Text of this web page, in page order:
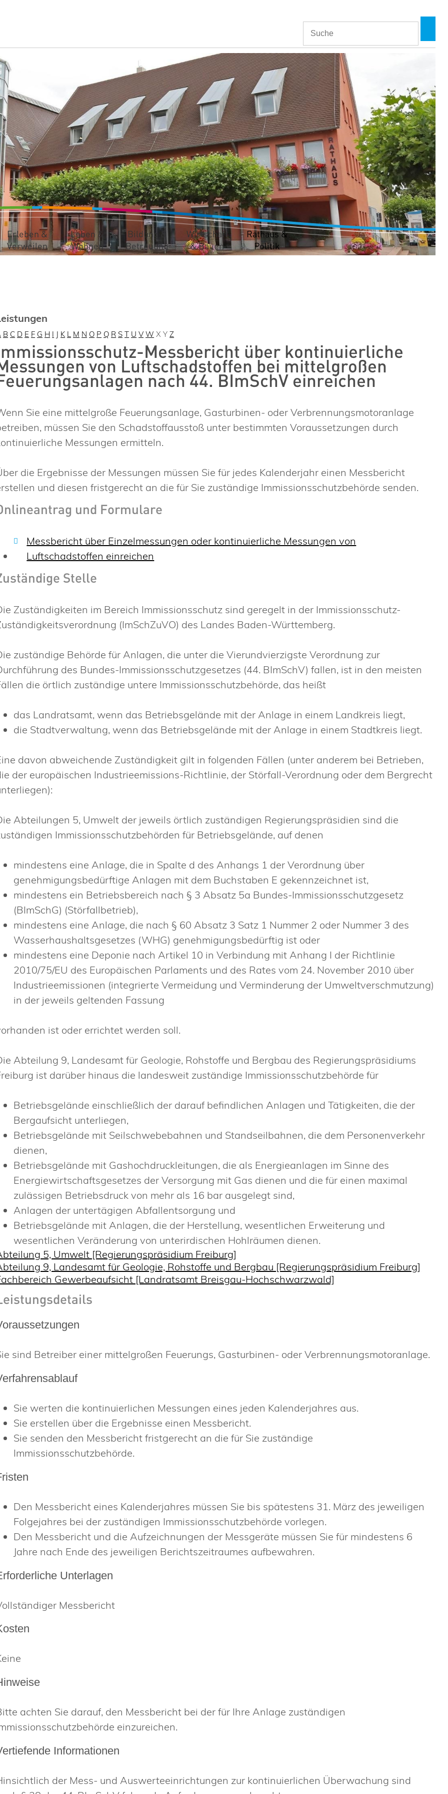
Erleben &
Verweilen
Leben &
Wohnen
Bildung &
Betreuung
Wirtschaft
& Bauen
Rathaus &
Politik
B C D E F G H I J K L M N O P Q R S T U V W X Y Z
Messbericht über kontinuierliche
von Luftschadstoffen bei mittelgroßen
nach 44. BImSchV einreichen
Sie eine mittelgroße Feuerungsanlage, Gasturbinen- oder Verbrennungsmotoranlage
müssen Sie den Schadstoffausstoß unter bestimmten Voraussetzungen durch
Messungen ermitteln.
die Ergebnisse der Messungen müssen Sie für jedes Kalenderjahr einen Messbericht
und diesen fristgerecht an die für Sie zuständige Immissionsschutzbehörde senden.
und Formulare
Messbericht über Einzelmessungen oder kontinuierliche Messungen von
Luftschadstoffen einreichen
Stelle
Zuständigkeiten im Bereich Immissionsschutz sind geregelt in der Immissionsschutz-
(ImSchZuVO) des Landes Baden-Württemberg.
zuständige Behörde für Anlagen, die unter die Vierundvierzigste Verordnung zur
des Bundes-Immissionsschutzgesetzes (44. BImSchV) fallen, ist in den meisten
die örtlich zuständige untere Immissionsschutzbehörde, das heißt
das Landratsamt, wenn das Betriebsgelände mit der Anlage in einem Landkreis liegt,
die Stadtverwaltung, wenn das Betriebsgelände mit der Anlage in einem Stadtkreis liegt.
davon abweichende Zuständigkeit gilt in folgenden Fällen (unter anderem bei Betrieben,
der europäischen Industrieemissions-Richtlinie, der Störfall-Verordnung oder dem Bergrecht
Abteilungen 5, Umwelt der jeweils örtlich zuständigen Regierungspräsidien sind die
Immissionsschutzbehörden für Betriebsgelände, auf denen
mindestens eine Anlage, die in Spalte d des Anhangs 1 der Verordnung über
genehmigungsbedürftige Anlagen mit dem Buchstaben E gekennzeichnet ist,
mindestens ein Betriebsbereich nach § 3 Absatz 5a Bundes-Immissionsschutzgesetz
(BImSchG) (Störfallbetrieb),
mindestens eine Anlage, die nach § 60 Absatz 3 Satz 1 Nummer 2 oder Nummer 3 des
Wasserhaushaltsgesetzes (WHG) genehmigungsbedürftig ist oder
mindestens eine Deponie nach Artikel 10 in Verbindung mit Anhang I der Richtlinie
2010/75/EU des Europäischen Parlaments und des Rates vom 24. November 2010 über
Industrieemissionen (integrierte Vermeidung und Verminderung der Umweltverschmutzung)
in der jeweils geltenden Fassung
ist oder errichtet werden soll.
Abteilung 9, Landesamt für Geologie, Rohstoffe und Bergbau des Regierungspräsidiums
ist darüber hinaus die landesweit zuständige Immissionsschutzbehörde für
Betriebsgelände einschließlich der darauf befindlichen Anlagen und Tätigkeiten, die der
Bergaufsicht unterliegen,
Betriebsgelände mit Seilschwebebahnen und Standseilbahnen, die dem Personenverkehr
dienen,
Betriebsgelände mit Gashochdruckleitungen, die als Energieanlagen im Sinne des
Energiewirtschaftsgesetzes der Versorgung mit Gas dienen und die für einen maximal
zulässigen Betriebsdruck von mehr als 16 bar ausgelegt sind,
Anlagen der untertägigen Abfallentsorgung und
Betriebsgelände mit Anlagen, die der Herstellung, wesentlichen Erweiterung und
wesentlichen Veränderung von unterirdischen Hohlräumen dienen.
5, Umwelt [Regierungspräsidium Freiburg]
9, Landesamt für Geologie, Rohstoffe und Bergbau [Regierungspräsidium Freiburg]
Gewerbeaufsicht [Landratsamt Breisgau-Hochschwarzwald]
sind Betreiber einer mittelgroßen Feuerungs, Gasturbinen- oder Verbrennungsmotoranlage.
Sie werten die kontinuierlichen Messungen eines jeden Kalenderjahres aus.
Sie erstellen über die Ergebnisse einen Messbericht.
Sie senden den Messbericht fristgerecht an die für Sie zuständige
Immissionsschutzbehörde.
Den Messbericht eines Kalenderjahres müssen Sie bis spätestens 31. März des jeweiligen
Folgejahres bei der zuständigen Immissionsschutzbehörde vorlegen.
Den Messbericht und die Aufzeichnungen der Messgeräte müssen Sie für mindestens 6
Jahre nach Ende des jeweiligen Berichtszeitraumes aufbewahren.
Unterlagen
Messbericht
achten Sie darauf, den Messbericht bei der für Ihre Anlage zuständigen
einzureichen.
Informationen
der Mess- und Auswerteeinrichtungen zur kontinuierlichen Überwachung sind